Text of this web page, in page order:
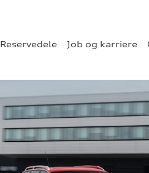
Reservedele Job og karriere